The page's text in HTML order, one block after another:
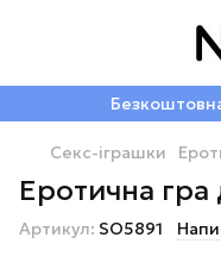
Секс-іграшки
Еротична
Артикул: SO5891